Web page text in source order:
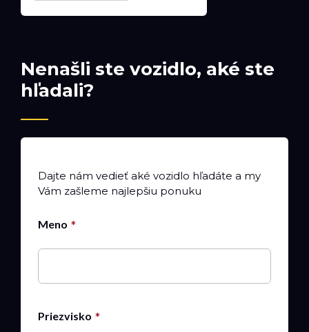
Nenašli ste vozidlo, aké ste
hľadali?
Dajte nám vedieť aké vozidlo hľadáte a my
Vám zašleme najlepšiu ponuku
Meno
Priezvisko